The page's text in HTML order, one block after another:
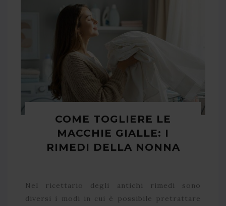
COME TOGLIERE LE
MACCHIE GIALLE: I
RIMEDI DELLA NONNA
Nel ricettario degli antichi rimedi sono
diversi i modi in cui è possibile pretrattare